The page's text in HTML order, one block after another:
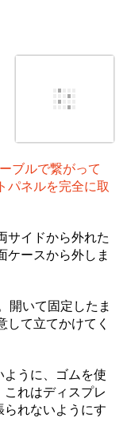
ブルで繋がって
パネルを完全に取
サイドから外れた
ケースから外しま
開いて固定したま
して立てかけてく
うに、ゴムを使
れはディスプレ
れないようにす